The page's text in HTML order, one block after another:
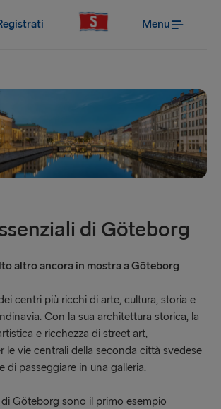
Menu
di Göteborg
altro ancora in mostra a Göteborg
centri più ricchi di arte, cultura, storia e
Con la sua architettura storica, la
e ricchezza di street art,
le vie centrali della seconda città svedese
di passeggiare in una galleria.
Göteborg sono il primo esempio